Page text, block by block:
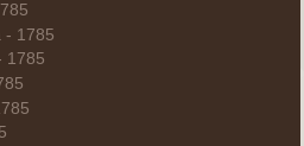
- 1785
1785